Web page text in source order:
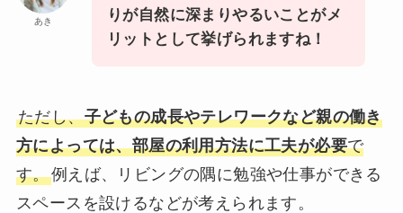
あき
りが自然に深まりやるいことがメ
リットとして挙げられますね！
ただし、子どもの成長やテレワークなど親の働き
方によっては、部屋の利用方法に工夫が必要で
す。例えば、リビングの隅に勉強や仕事ができる
スペースを設けるなどが考えられます。